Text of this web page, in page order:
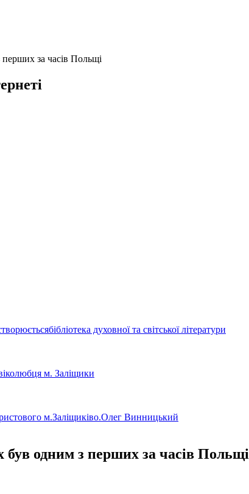
за часів Польщі
духовної та світської літератури
м. Заліщики
м.Заліщиківо.Олег Винницький
одним з перших за часів Польщі